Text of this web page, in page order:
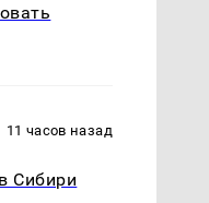
11 часов назад
Сибири